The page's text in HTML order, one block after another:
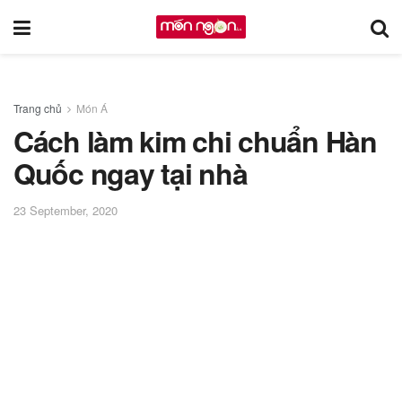
Trang chủ Món Á
Cách làm kim chi chuẩn Hàn
Quốc ngay tại nhà
23 September, 2020